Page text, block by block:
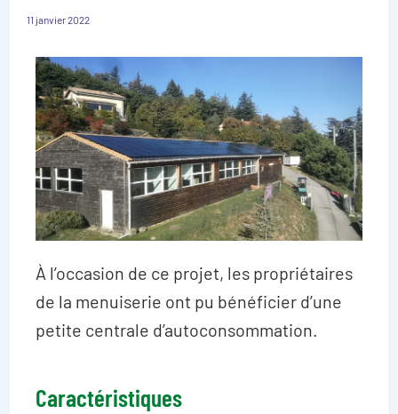
11 janvier 2022
À l’occasion de ce projet, les propriétaires
de la menuiserie ont pu bénéficier d’une
petite centrale d’autoconsommation.
Caractéristiques